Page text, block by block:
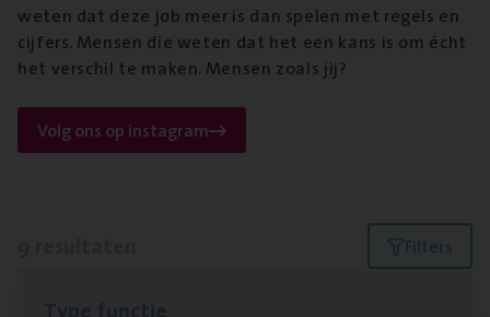
weten dat deze job meer is dan spelen met regels en
cijfers. Mensen die weten dat het een kans is om écht
het verschil te maken. Mensen zoals jij?
Volg ons op instagram
Filters